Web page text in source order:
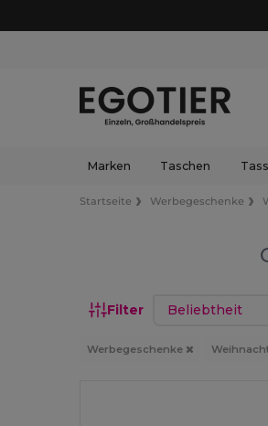
Marken Taschen
Startseite Werbegeschenke
Filter Sortieren nach
Werbegeschenke